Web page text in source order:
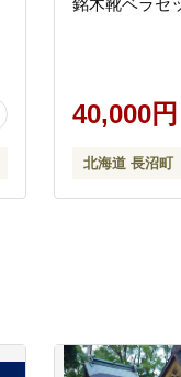
銘木靴ベラ
40,000円
北海道 長沼町